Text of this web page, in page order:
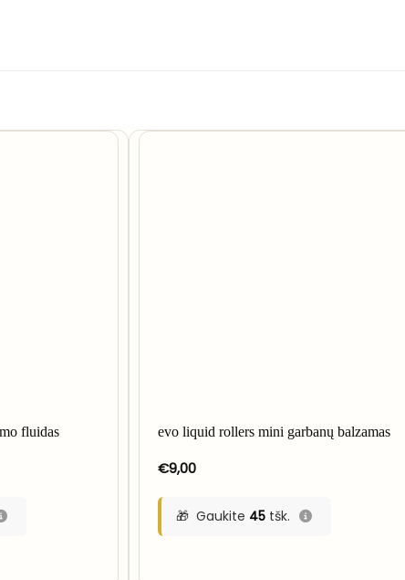
fluidas evo liquid rollers mini garbanų balzamas
€9,00
Gaukite 45tšk.